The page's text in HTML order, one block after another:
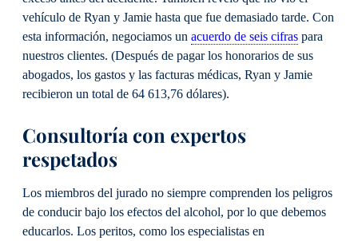
vehículo de Ryan y Jamie hasta que fue demasiado tarde. Con
esta información, negociamos un acuerdo de seis cifras para
nuestros clientes. (Después de pagar los honorarios de sus
abogados, los gastos y las facturas médicas, Ryan y Jamie
recibieron un total de 64 613,76 dólares).
Consultoría con expertos
respetados
Los miembros del jurado no siempre comprenden los peligros
de conducir bajo los efectos del alcohol, por lo que debemos
educarlos. Los peritos, como los especialistas en